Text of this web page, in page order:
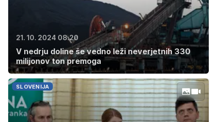
21. 10. 2024 08.20
V nedrju doline še vedno leži neverjetnih 330
milijonov ton premoga
SLOVENIJA